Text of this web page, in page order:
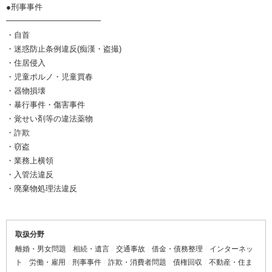
●刑事事件
━━━━━━━━━━━━
・自首
・迷惑防止条例違反(痴漢・盗撮)
・住居侵入
・児童ポルノ・児童買春
・器物損壊
・暴行事件・傷害事件
・覚せい剤等の違法薬物
・詐欺
・窃盗
・業務上横領
・入管法違反
・廃棄物処理法違反
取扱分野
離婚・男女問題
相続・遺言 交通事故 借金・債務整理
インターネッ
ト
労働・雇用 刑事事件 詐欺・消費者問題 債権回収
不動産・住ま